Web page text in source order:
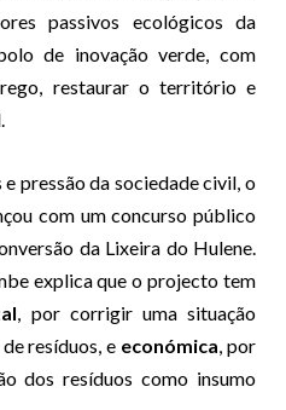
passivos ecológicos da
de inovação verde, com
restaurar o território e
pressão da sociedade civil, o
com um concurso público
da Lixeira do Hulene.
explica que o projecto tem
, por corrigir uma situação
resíduos, e económica, por
dos resíduos como insumo